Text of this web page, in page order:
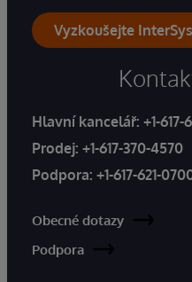
Vyzkoušejte
Hlavní kancelář: +1-617-
Prodej: +1-617-370-4570
Podpora: +1-617-621-
Obecné dotazy
Podpora